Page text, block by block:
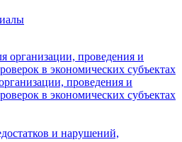
проведения и
в экономических субъектах